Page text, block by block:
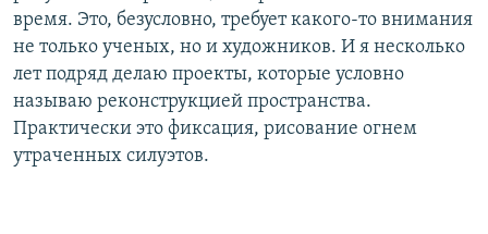
время. Это, безусловно, требует какого-то внимания
не только ученых, но и художников. И я несколько
лет подряд делаю проекты, которые условно
называю реконструкцией пространства.
Практически это фиксация, рисование огнем
утраченных силуэтов.